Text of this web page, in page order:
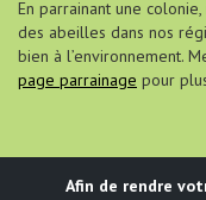
En parrainant une
des abeilles dans nos
bien à l’environnement.
page parrainage pour
Afin de rendre